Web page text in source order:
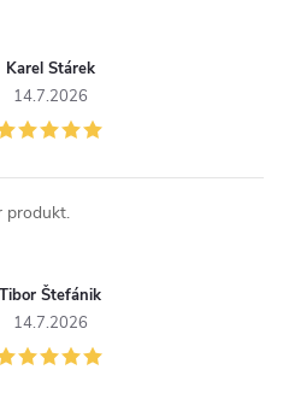
Karel Stárek
14.7.2026
produkt.
Tibor Štefánik
14.7.2026